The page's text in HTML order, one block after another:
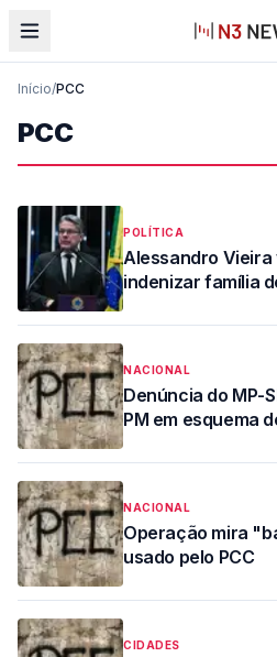
Início/PCC
PCC
POLÍTICA
Alessandro Vieira
indenizar família
NACIONAL
Denúncia do MP-
PM em esquema
NACIONAL
Operação mira
usado pelo PCC
CIDADES